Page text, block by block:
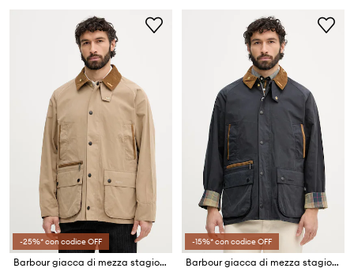
-25%* con codice OFF
Barbour giacca di mezza stagione da uomo con cotone Bedale
-15%* con codice OFF
Barbour giacca di mezza stagione da uomo con cotone Bedale